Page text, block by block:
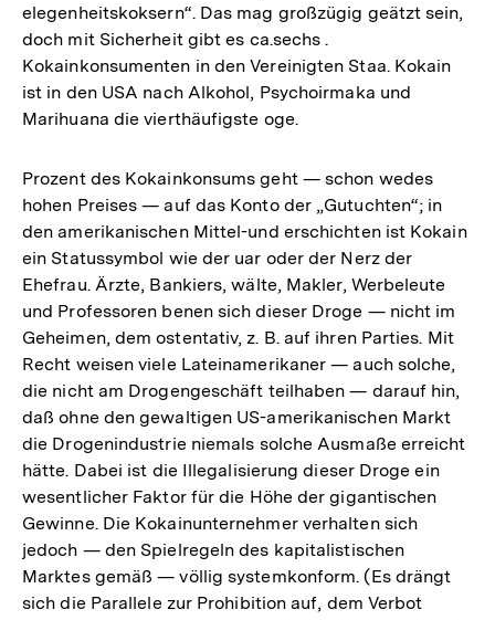
elegenheitskoksern“. Das mag großzügig geätzt sein,
doch mit Sicherheit gibt es ca.sechs .
Kokainkonsumenten in den Vereinigten Staa. Kokain
ist in den USA nach Alkohol, Psychoirmaka und
Marihuana die vierthäufigste oge.
Prozent des Kokainkonsums geht — schon wedes
hohen Preises — auf das Konto der „Gutuchten“; in
den amerikanischen Mittel-und erschichten ist Kokain
ein Statussymbol wie der uar oder der Nerz der
Ehefrau. Ärzte, Bankiers, wälte, Makler, Werbeleute
und Professoren benen sich dieser Droge — nicht im
Geheimen, dem ostentativ, z. B. auf ihren Parties. Mit
Recht weisen viele Lateinamerikaner — auch solche,
die nicht am Drogengeschäft teilhaben — darauf hin,
daß ohne den gewaltigen US-amerikanischen Markt
die Drogenindustrie niemals solche Ausmaße erreicht
hätte. Dabei ist die Illegalisierung dieser Droge ein
wesentlicher Faktor für die Höhe der gigantischen
Gewinne. Die Kokainunternehmer verhalten sich
jedoch — den Spielregeln des kapitalistischen
Marktes gemäß — völlig systemkonform. (Es drängt
sich die Parallele zur Prohibition auf, dem Verbot